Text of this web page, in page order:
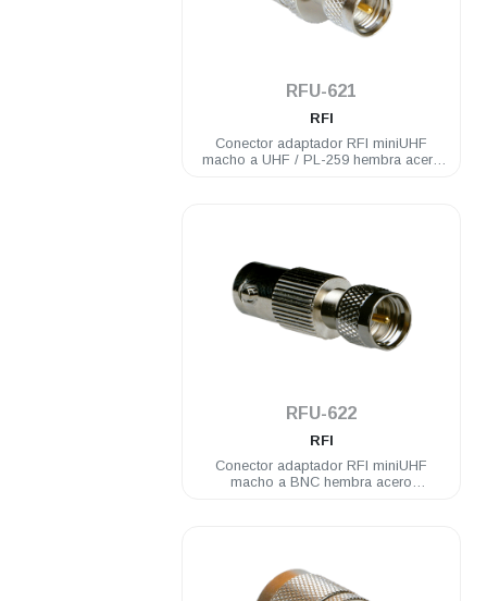
RFU-621
RFI
Conector adaptador RFI miniUHF
macho a UHF / PL-259 hembra acero
RFU-622
RFI
Conector adaptador RFI miniUHF
macho a BNC hembra acero